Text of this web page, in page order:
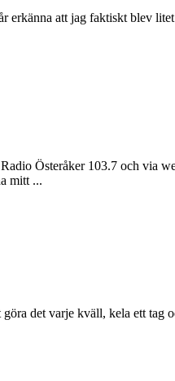
att jag faktiskt blev
Österåker 103.7 och via
mitt ...
det varje kväll, kela ett tag